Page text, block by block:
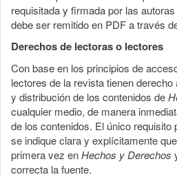
requisitada y firmada por las
debe ser remitido en PDF a través
Derechos de lectoras o lectores
Con base en los principios de
lectores de la revista tienen
y distribución de los contenidos de
cualquier medio, de manera
de los contenidos. El único
se indique clara y explícitamente
primera vez enHechos y Derechos
correcta la fuente.